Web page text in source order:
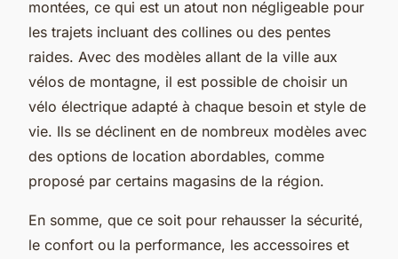
montées, ce qui est un atout non négligeable pour
les trajets incluant des collines ou des pentes
raides. Avec des modèles allant de la ville aux
vélos de montagne, il est possible de choisir un
vélo électrique adapté à chaque besoin et style de
vie. Ils se déclinent en de nombreux modèles avec
des options de location abordables, comme
proposé par certains magasins de la région.
En somme, que ce soit pour rehausser la sécurité,
le confort ou la performance, les accessoires et